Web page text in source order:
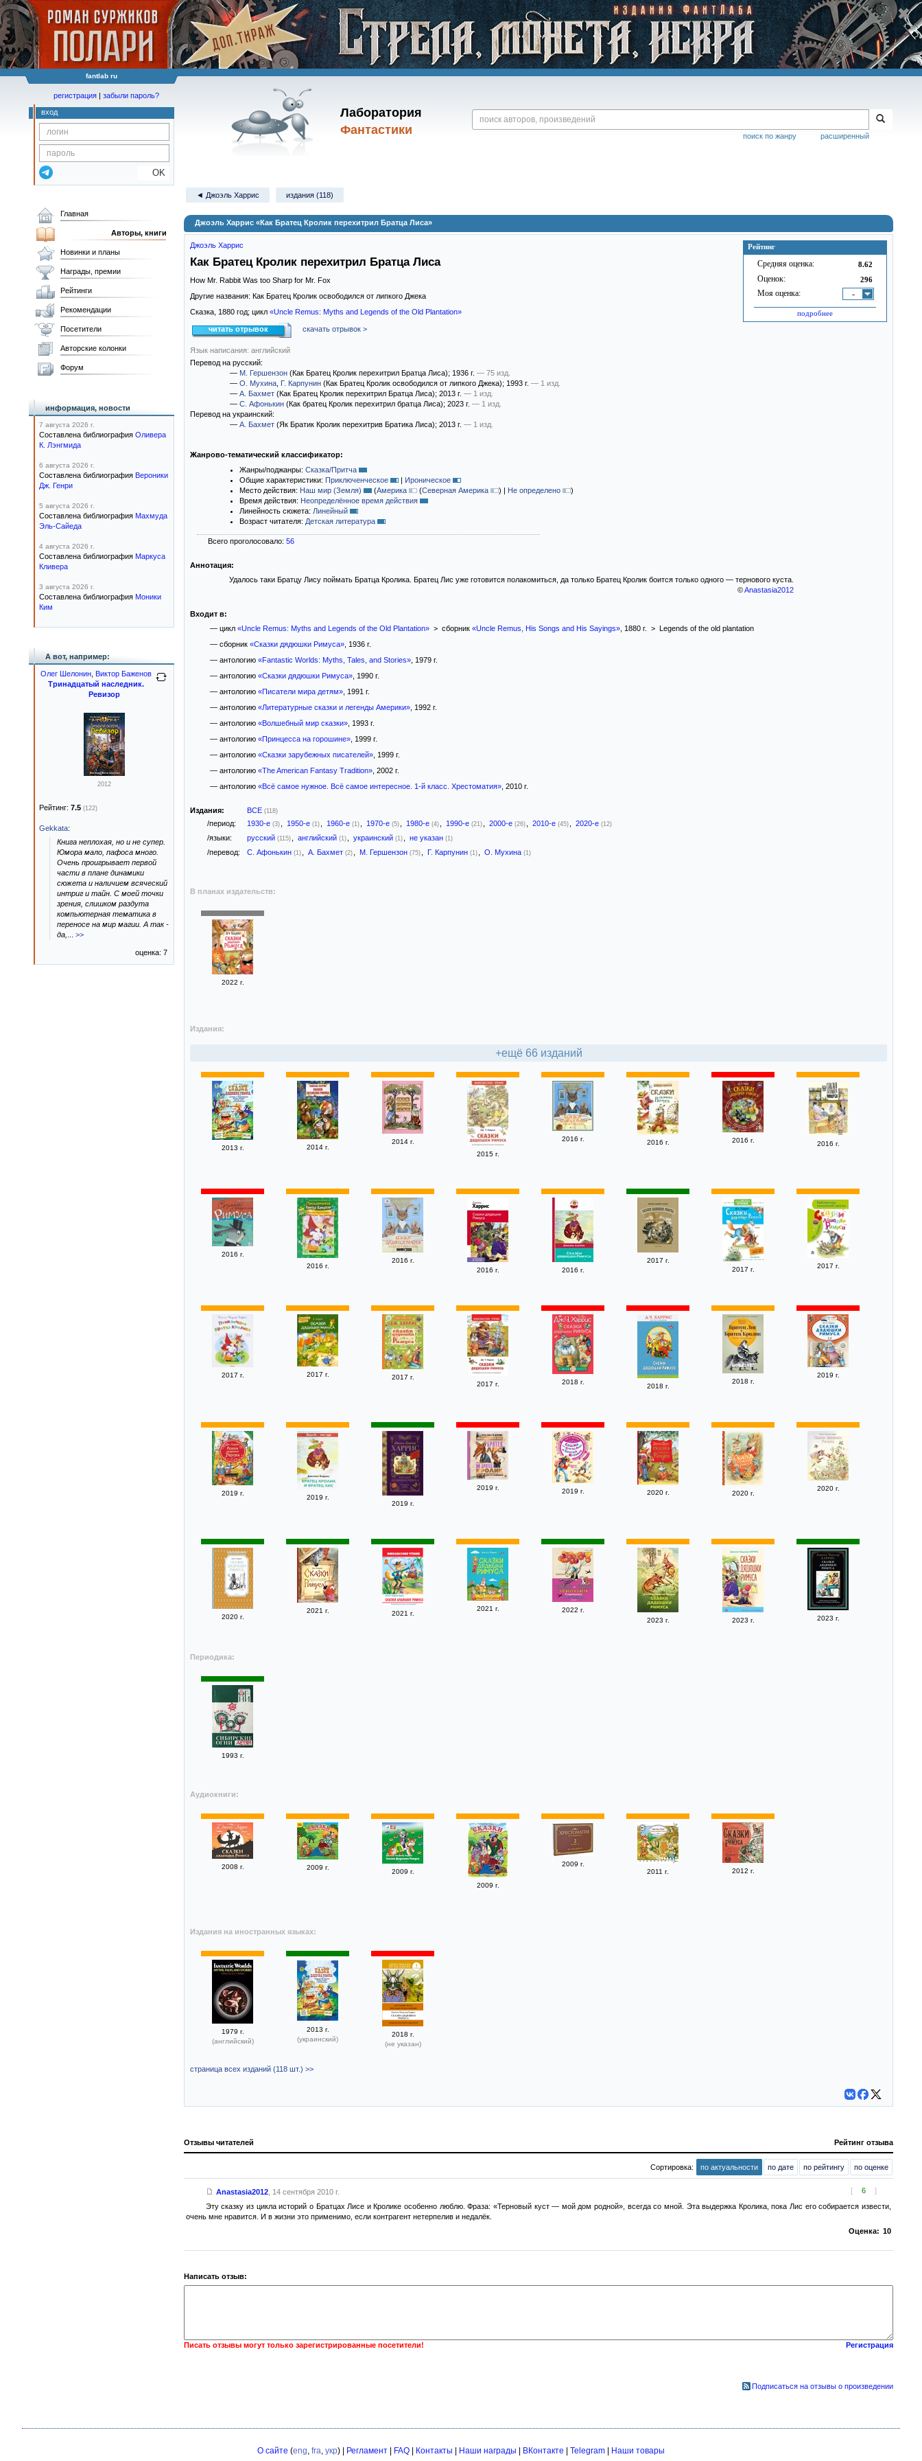
fantlab ru
Лаборатория
Фантастики
расширенный
поиск по жанру
регистрация | забыли пароль?
вход
OK
◄ Джоэль Харрис издания (118)
Джоэль Харрис «Как Братец Кролик перехитрил Братца Лиса»
Рейтинг
Средняя оценка: 8.62
Оценок: 296
Моя оценка: -
подробнее
Джоэль Харрис
Как Братец Кролик перехитрил Братца Лиса
How Mr. Rabbit Was too Sharp for Mr. Fox
Другие названия: Как Братец Кролик освободился от липкого Джека
Сказка, 1880 год; цикл «Uncle Remus: Myths and Legends of the Old Plantation»
читать отрывок скачать отрывок >
Язык написания: английский
Перевод на русский:
— М. Гершензон (Как Братец Кролик перехитрил Братца Лиса); 1936 г. — 75 изд.
— О. Мухина Г. Карпунин (Как Братец Кролик освободился от липкого Джека); 1993 г. — 1 изд.
— А. Бахмет (Как Братец Кролик перехитрил Братца Лиса); 2013 г. — 1 изд.
— С. Афонькин (Как братец Кролик перехитрил братца Лиса); 2023 г. — 1 изд.
Перевод на украинский:
— А. Бахмет (Як Братик Кролик перехитрив Братика Лиса); 2013 г. — 1 изд.
Жанрово-тематический классификатор:
Жанры/поджанры: Сказка/Притча
Общие характеристики: Приключенческое | Ироническое
Место действия: Наш мир (Земля) (Америка (Северная Америка ) | Не определено
)
Время действия: Неопределённое время действия
Линейность сюжета: Линейный
Возраст читателя: Детская литература
Всего проголосовало: 56
Аннотация:
Удалось таки Братцу Лису поймать Братца Кролика. Братец Лис уже готовится полакомиться, да только Братец Кролик боится только одного — тернового куста.
©Anastasia2012
Входит в:
— цикл «Uncle Remus: Myths and Legends of the Old Plantation»> сборник «Uncle Remus, His Songs and His Sayings», 1880 г. > Legends of the old plantation
— сборник «Сказки дядюшки Римуса», 1936 г.
— антологию «Fantastic Worlds: Myths, Tales, and Stories», 1979 г.
— антологию «Сказки дядюшки Римуса», 1990 г.
— антологию «Писатели мира детям», 1991 г.
— антологию «Литературные сказки и легенды Америки», 1992 г.
— антологию «Волшебный мир сказки», 1993 г.
— антологию «Принцесса на горошине», 1999 г.
— антологию «Сказки зарубежных писателей», 1999 г.
— антологию «The American Fantasy Tradition», 2002 г.
— антологию «Всё самое нужное. Всё самое интересное. 1-й класс. Хрестоматия», 2010 г.
Издания: ВСЕ (118)
/период: 1930-е (3) 1950-е (1) 1960-е (1) 1970-е (5) 1980-е (4) 1990-е (21) 2000-е (26) 2010-е (45) 2020-е (12)
/языки: русский (115) английский (1) украинский (1) не указан (1)
/перевод: С. Афонькин (1) А. Бахмет (2) М. Гершензон (75) Г. Карпунин (1) О. Мухина (1)
В планах издательств:
2022 г.
Издания:
+ещё 66 изданий
2013 г. 2014 г.
2014 г.
2015 г.
2016 г. 2016 г. 2016 г. 2016 г.
2016 г.
2016 г.
2016 г.
2016 г.
2016 г.
2017 г.
2017 г.
2017 г.
2017 г. 2017 г.
2017 г.
2017 г.
2018 г.
2018 г.
2018 г.
2019 г.
2019 г.
2019 г.
2019 г.
2019 г. 2019 г. 2020 г. 2020 г.
2020 г.
2020 г.
2021 г. 2021 г.
2021 г.
2022 г.
2023 г.
2023 г. 2023 г.
Периодика:
1993 г.
Аудиокниги:
2008 г. 2009 г.
2009 г.
2009 г.
2009 г.
2011 г.
2012 г.
Издания на иностранных языках:
1979 г.
(английский)
2013 г.
(украинский)
2018 г.
(не указан)
страница всех изданий (118 шт.) >>
Отзывы читателей Рейтинг отзыва
Сортировка: по актуальности по дате по рейтингу по оценке
[ 6 ]
Anastasia2012, 14 сентября 2010 г.
Эту сказку из цикла историй о Братцах Лисе и Кролике особенно люблю. Фраза: «Терновый куст — мой дом родной», всегда со мной. Эта выдержка Кролика, пока Лис его собирается извести,
очень мне нравится. И в жизни это применимо, если контрагент нетерпелив и недалёк.
Оценка: 10
Написать отзыв:
Писать отзывы могут только зарегистрированные посетители! Регистрация
Подписаться на отзывы о произведении
Главная
Авторы, книги
Новинки и планы
Награды, премии
Рейтинги
Рекомендации
Посетители
Авторские колонки
Форум
информация, новости
7 августа 2026 г.
Составлена библиография Оливера
К. Лэнгмида
6 августа 2026 г.
Составлена библиография Вероники
Дж. Генри
5 августа 2026 г.
Составлена библиография Махмуда
Эль-Сайеда
4 августа 2026 г.
Составлена библиография Маркуса
Кливера
3 августа 2026 г.
Составлена библиография Моники
Ким
А вот, например:
Олег Шелонин Виктор Баженов
Тринадцатый наследник.
Ревизор
2012
Рейтинг: 7.5 (122)
Gekkata:
Книга неплохая, но и не супер.
Юмора мало, пафоса много.
Очень проигрывает первой
части в плане динамики
сюжета и наличием всяческий
интриг и тайн. С моей точки
зрения, слишком раздута
компьютерная тематика в
переносе на мир магии. А так -
да,
>>
оценка: 7
О сайте (eng, fra, укр) | Регламент FAQ Контакты Наши награды ВКонтакте Telegram Наши товары